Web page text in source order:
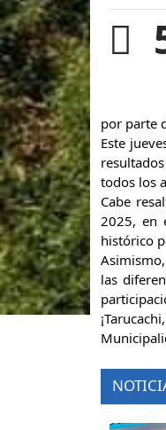
por parte
Este
todos los
Cabe
2025, en
histórico
las